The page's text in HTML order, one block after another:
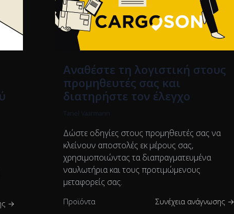
→
Αναθέστε τη λογιστική στους
προμηθευτές σας και
διατηρήστε τον έλεγχο
Tanel Vaarmann
Δώστε οδηγίες στους προμηθευτές σας να
κλείνουν αποστολές εκ μέρους σας,
χρησιμοποιώντας τα διαπραγματευμένα
ναυλωτήρια και τους προτιμώμενους
μεταφορείς σας.
Προϊόντα Συνέχεια ανάγνωσης →